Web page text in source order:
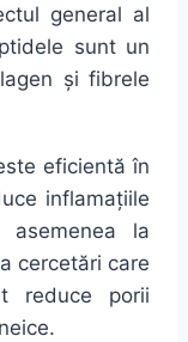
general al
suntun
și fibrele
eficientă în
inflamațiile
la
cercetări care
reduce porii